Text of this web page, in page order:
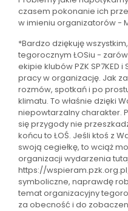
czasem pokonanie ich
w imieniu organizatorów -
*Bardzo dziękuję
tegorocznym ŁOSiu -
ekipie klubów PZK SP7KED
pracy w organizację. Jak
rozmów, spotkań i po
klimatu. To właśnie dzięki
niepowtarzalny charakter.
się przygody nie
końcu to ŁOŚ. Jeśli ktoś z
swoją cegiełkę, to wciąż
organizacji wydarzenia
https://
symboliczne, naprawdę
temat organizacyjny
za obecność i do